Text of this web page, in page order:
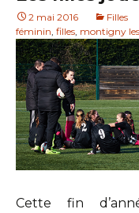
2 mai 2016 Filles
féminin, filles, montigny
Cette fin